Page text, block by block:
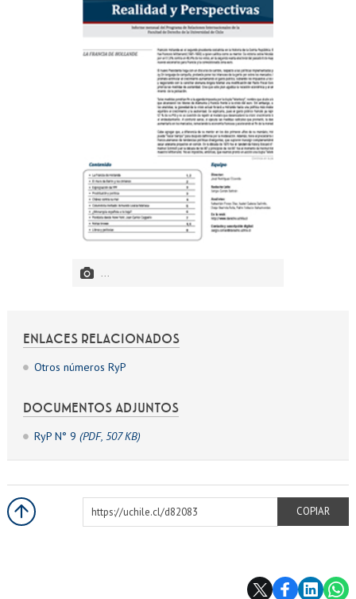
ENLACES RELACIONADOS
Otros números RyP
DOCUMENTOS ADJUNTOS
RyP N° 9 (PDF, 507 KB)
...
https://uchile.cl/d82083
COPIAR